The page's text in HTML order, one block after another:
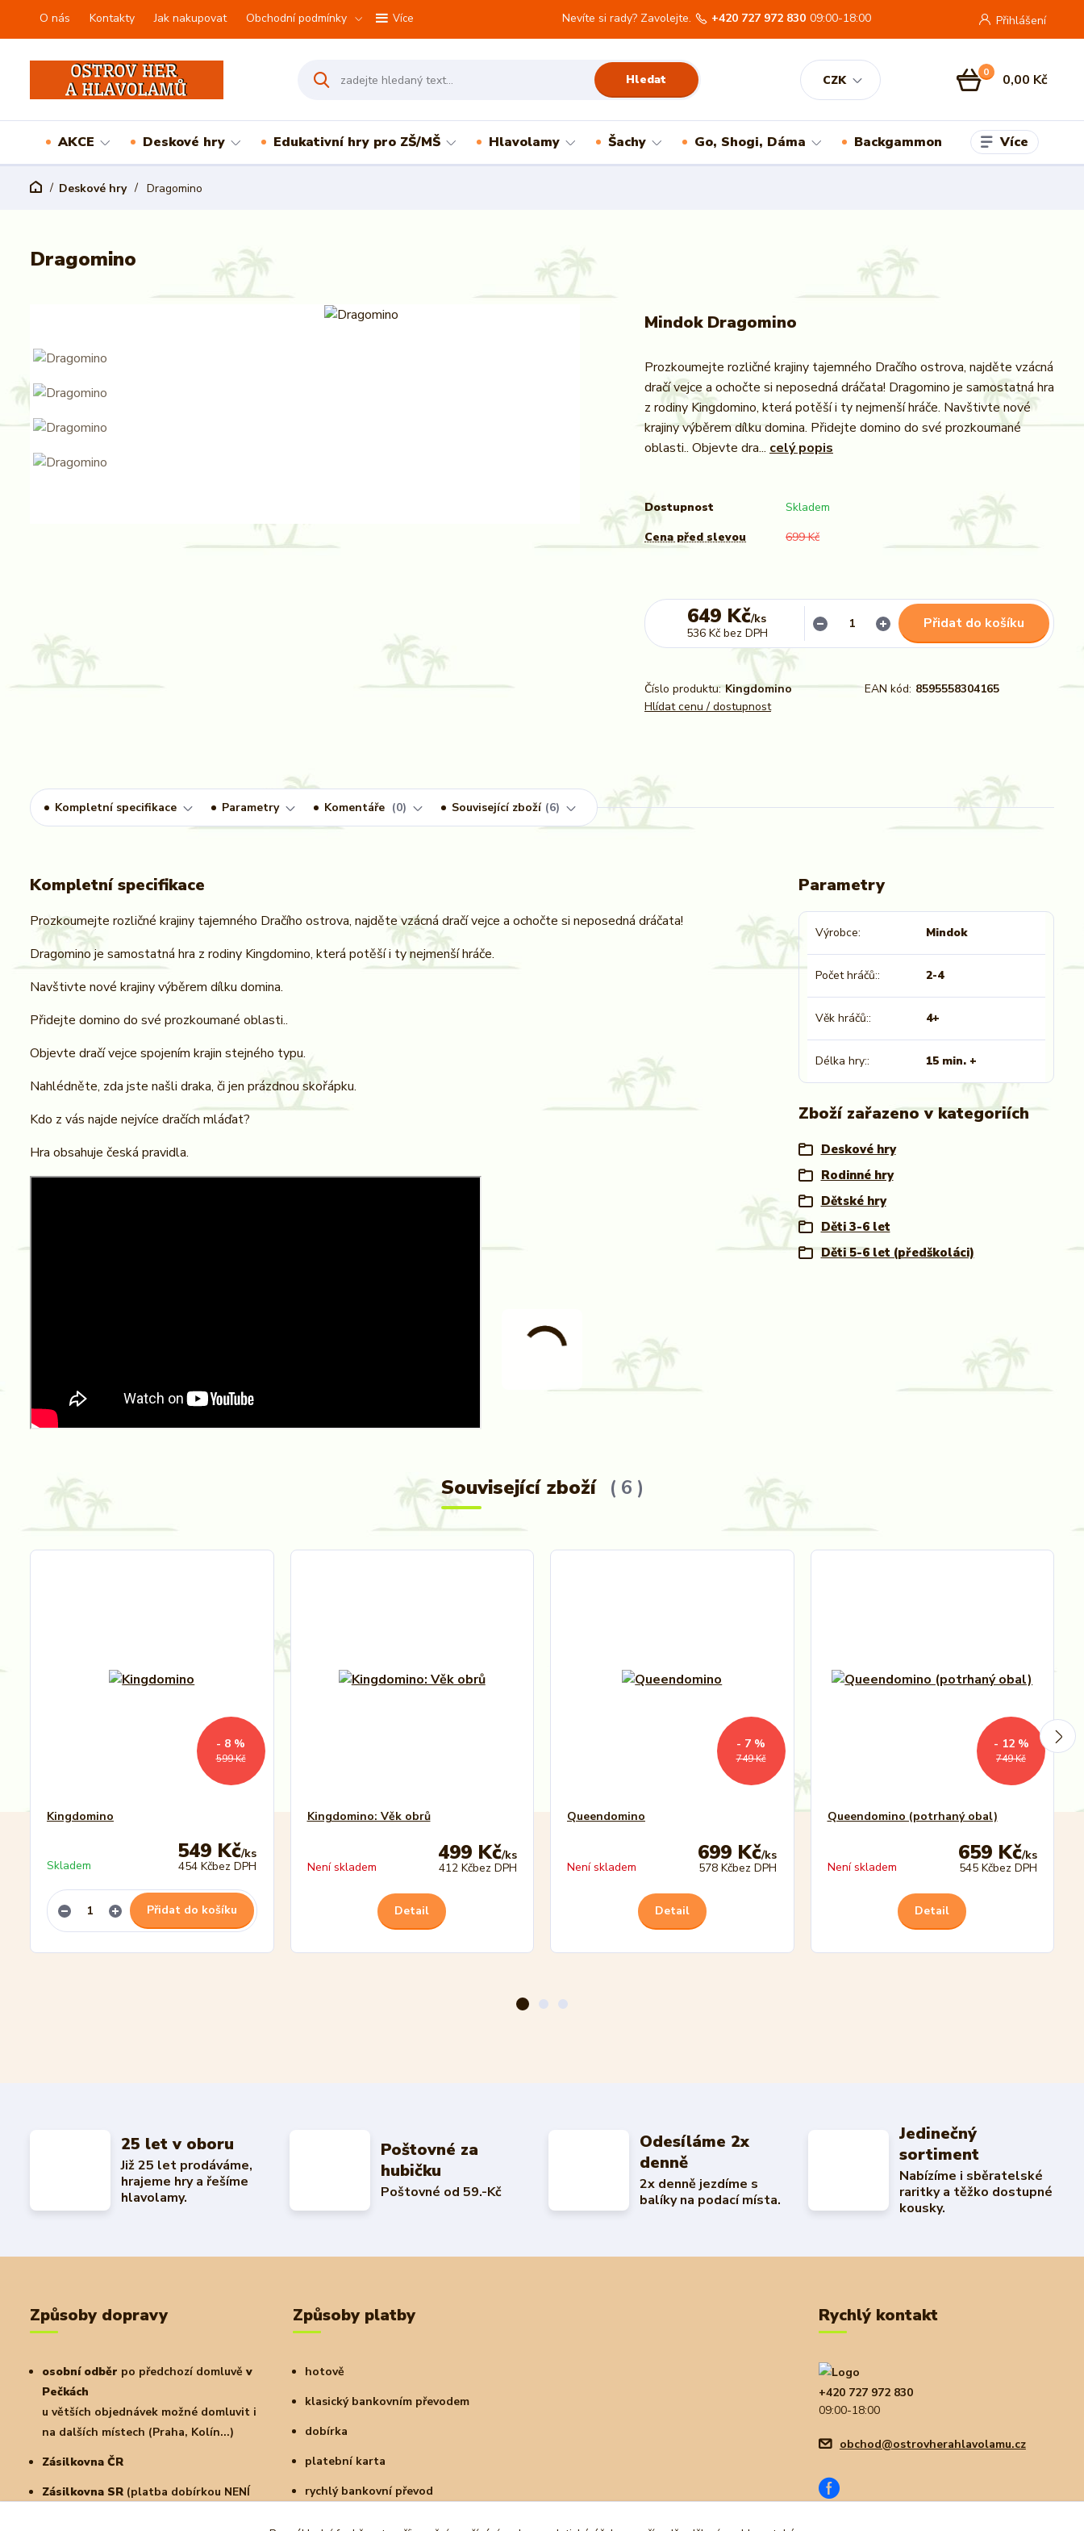
O nás Kontakty Jak nakupovat Obchodní podmínky Více
CZK
Přihlášení
Hledat
Nevíte si rady? Zavolejte. +420 727 972 830 09:00-18:00
0 0,00 Kč
AKCE Deskové hry Edukativní hry pro ZŠ/MŠ Hlavolamy Šachy Go, Shogi, Dáma Backgammon Více
Deskové hry Dragomino
Dragomino
Mindok Dragomino
Prozkoumejte rozličné krajiny tajemného Dračího ostrova, najděte vzácná
dračí vejce a ochočte si neposedná dráčata! Dragomino je samostatná hra
z rodiny Kingdomino, která potěší i ty nejmenší hráče. Navštivte nové
krajiny výběrem dílku domina. Přidejte domino do své prozkoumané
oblasti.. Objevte dra... celý popis
Dostupnost
Skladem
Cena před slevou
699 Kč
649 Kč/ks
536 Kč bez DPH
Přidat do košíku
Číslo produktu: Kingdomino EAN kód: 8595558304165
Hlídat cenu / dostupnost
Kompletní specifikace Parametry Komentáře 0 Související zboží 6
Kompletní specifikace
Prozkoumejte rozličné krajiny tajemného Dračího ostrova, najděte vzácná dračí vejce a ochočte si neposedná dráčata!
Dragomino je samostatná hra z rodiny Kingdomino, která potěší i ty nejmenší hráče.
Navštivte nové krajiny výběrem dílku domina.
Přidejte domino do své prozkoumané oblasti..
Objevte dračí vejce spojením krajin stejného typu.
Nahlédněte, zda jste našli draka, či jen prázdnou skořápku.
Kdo z vás najde nejvíce dračích mláďat?
Hra obsahuje česká pravidla.
Parametry
Výrobce Mindok
Počet hráčů: 2-4
Věk hráčů: 4+
Délka hry: 15 min. +
Zboží zařazeno v kategoriích
Deskové hry
Rodinné hry
Dětské hry
Děti 3-6 let
Děti 5-6 let (předškoláci)
Související zboží 6
599 Kč
- 8 %
Kingdomino
549 Kč/ks
454 Kčbez DPH
Skladem
Přidat do košíku
Kingdomino: Věk obrů
499 Kč/ks
412 Kčbez DPH
Není skladem
Detail
749 Kč
- 7 %
Queendomino
699 Kč/ks
578 Kčbez DPH
Není skladem
Detail
749 Kč
- 12 %
Queendomino (potrhaný obal)
659 Kč/ks
545 Kčbez DPH
Není skladem
Detail
25 let v oboru
Již 25 let prodáváme,
hrajeme hry a řešíme
hlavolamy.
Poštovné za
hubičku
Poštovné od 59.-Kč
Odesíláme 2x
denně
2x denně jezdíme s
balíky na podací místa.
Jedinečný
sortiment
Nabízíme i sběratelské
raritky a těžko dostupné
kousky.
Způsoby dopravy
osobní odběr po předchozí domluvě v
Pečkách
u větších objednávek možné domluvit i
na dalších místech (Praha, Kolín...)
Zásilkovna ČR
Zásilkovna SR (platba dobírkou NENÍ
Způsoby platby
hotově
klasický bankovním převodem
dobírka
platební karta
rychlý bankovní převod
Rychlý kontakt
+420 727 972 830
09:00-18:00
obchod@ostrovherahlavolamu.cz